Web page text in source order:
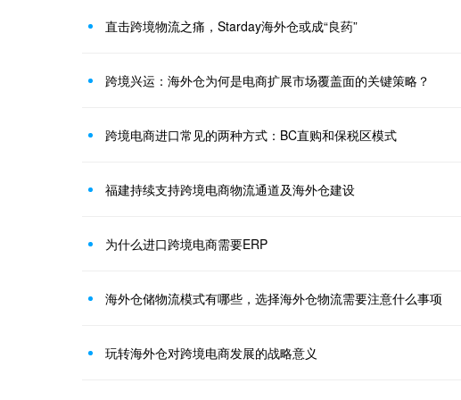
直击跨境物流之痛，Starday海外仓或成“良药”
跨境兴运：海外仓为何是电商扩展市场覆盖面的关键策略？
跨境电商进口常见的两种方式：BC直购和保税区模式
福建持续支持跨境电商物流通道及海外仓建设
为什么进口跨境电商需要ERP
海外仓储物流模式有哪些，选择海外仓物流需要注意什么事项
玩转海外仓对跨境电商发展的战略意义